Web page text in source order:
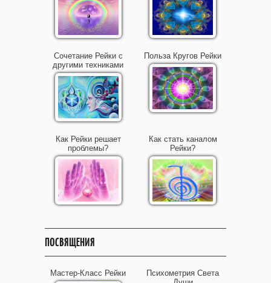
Сочетание Рейки с
другими техниками
Польза Кругов Рейки
Как Рейки решает
проблемы?
Как стать каналом
Рейки?
ПОСВЯЩЕНИЯ
Мастер-Класс Рейки
Психометрия Света